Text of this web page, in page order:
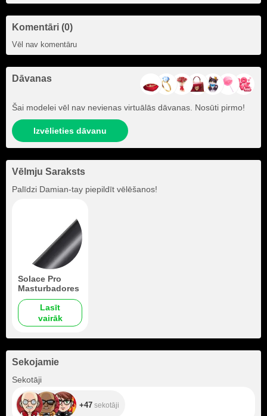
Komentāri (0)
Vēl nav komentāru
Dāvanas
Šai modelei vēl nav nevienas virtuālās dāvanas. Nosūti pirmo!
Izvēlieties dāvanu
Vēlmju Saraksts
Palīdzi Damian-tay piepildīt vēlēšanos!
Solace Pro
Masturbadores
Lasīt
vairāk
Sekojamie
Sekotāji
+47 sekotāji